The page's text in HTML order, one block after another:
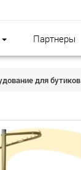
Партнеры
для бутиков